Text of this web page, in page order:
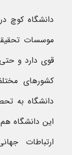
دانشگاه کوچ
موسسات
کشورهای
دانشگاه به
این دانشگاه
ارتباطات